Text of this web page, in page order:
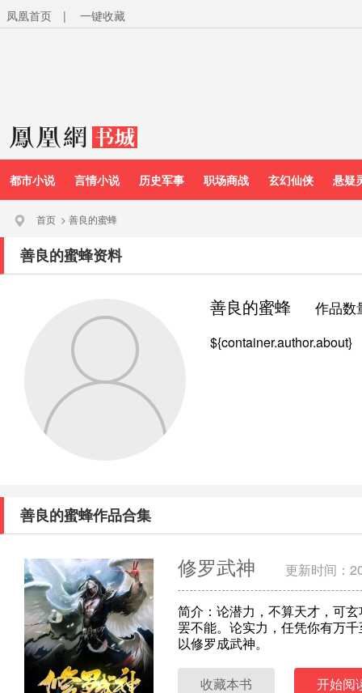
凤凰首页 | 一键收藏
都市小说 言情小说 历史军事 职场商战 玄幻仙侠 悬疑
首页 > 善良的蜜蜂
善良的蜜蜂资料
善良的蜜蜂 作品数
${container.author.about}
善良的蜜蜂作品合集
修罗武神 更新时间：
简介：论潜力，不算天才，可
罢不能。论实力，任凭你有万
以修罗成武神。
收藏本书 开始阅